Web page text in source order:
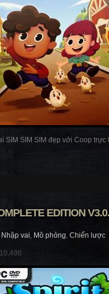
SIM SIM SIM đẹp với Coop trực
EDITION
Nhập vai, Mô phỏng, Chiến lược